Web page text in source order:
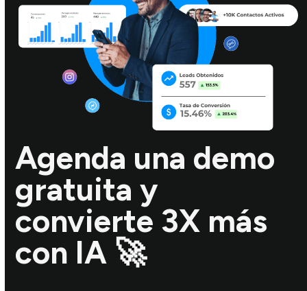
Agenda una demo
gratuita y
convierte 3X más
con IA 🚀